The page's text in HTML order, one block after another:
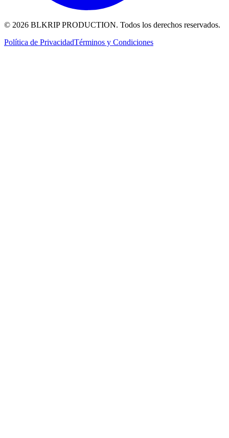
© 2026 BLKRIP PRODUCTION. Todos los derechos reservados.
Política de PrivacidadTérminos y Condiciones